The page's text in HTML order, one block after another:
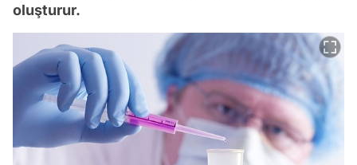
oluşturur.